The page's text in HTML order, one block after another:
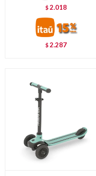
$2.018
$2.287